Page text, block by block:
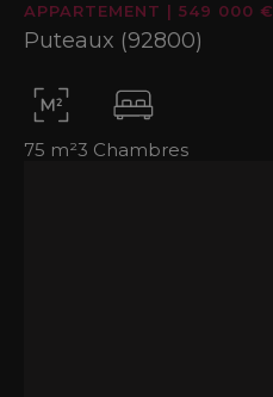
APPARTEMENT | 549 000 €
Puteaux (92800)
75 m²3 Chambres